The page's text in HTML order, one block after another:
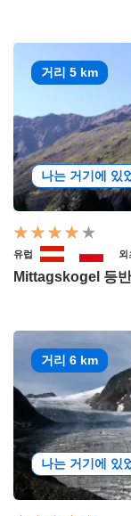
거리 5 km
나는 거기에 있
유럽 외
Mittagskogel 등반
거리 6 km
나는 거기에 있